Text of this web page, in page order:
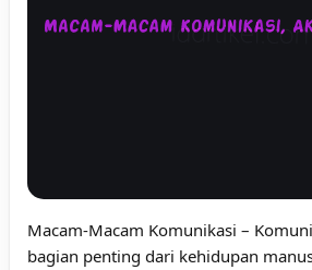
Macam-Macam Komunikasi –
bagian penting dari kehidupan